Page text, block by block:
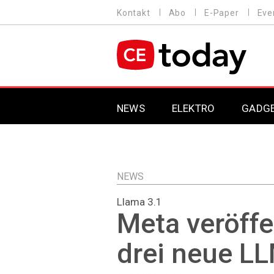
zum
MENU
Kontakt Abo E-Paper
MAIN NAVIGATION
NEWS ELEKTRO
NEWS
Llama 3.1
Meta
drei neue